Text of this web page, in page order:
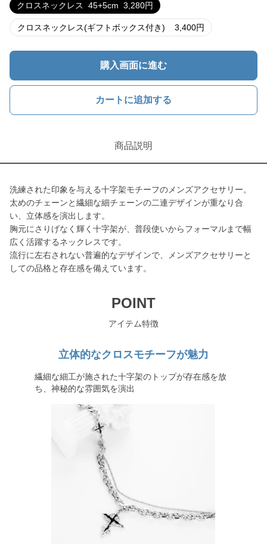
クロスネックレス 45+5cm 3,280円
クロスネックレス(ギフトボックス付き) 3,400円
購入画面に進む
カートに追加する
商品説明
洗練された印象を与える十字架モチーフのメンズアクセサリー。
太めのチェーンと繊細な細チェーンの二連デザインが重なり合
い、立体感を演出します。
胸元にさりげなく輝く十字架が、普段使いからフォーマルまで幅
広く活躍するネックレスです。
流行に左右されない普遍的なデザインで、メンズアクセサリーと
しての品格と存在感を備えています。
POINT
アイテム特徴
立体的なクロスモチーフが魅力
繊細な細工が施された十字架のトップが存在感を放
ち、神秘的な雰囲気を演出